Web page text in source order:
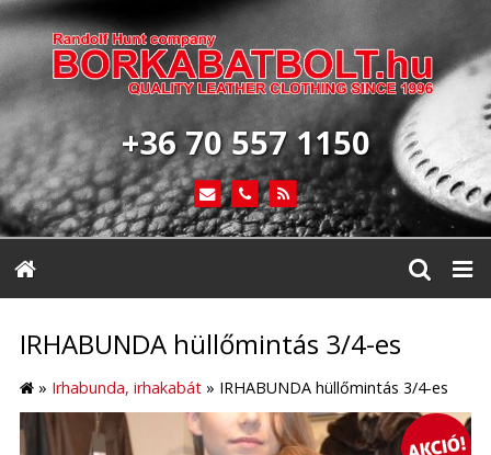
+36 70 557 1150
IRHABUNDA hüllőmintás 3/4-es
» Irhabunda, irhakabát » IRHABUNDA hüllőmintás 3/4-es